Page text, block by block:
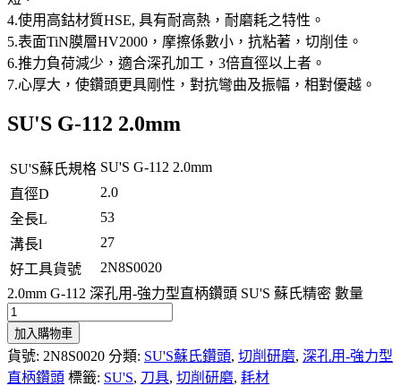
4.使用高鈷材質HSE, 具有耐高熱，耐磨耗之特性。
5.表面TiN膜層HV2000，摩擦係數小，抗粘著，切削佳。
6.推力負荷減少，適合深孔加工，3倍直徑以上者。
7.心厚大，使鑽頭更具剛性，對抗彎曲及振幅，相對優越。
SU'S G-112 2.0mm
SU'S蘇氏規格 SU'S G-112 2.0mm
直徑D
2.0
全長L
53
溝長l
27
好工具貨號
2N8S0020
2.0mm G-112 深孔用-強力型直柄鑽頭 SU'S 蘇氏精密 數量
加入購物車
貨號: 2N8S0020 分類: SU'S蘇氏鑽頭, 切削研磨, 深孔用-強力型
直柄鑽頭 標籤: SU'S, 刀具, 切削研磨, 耗材